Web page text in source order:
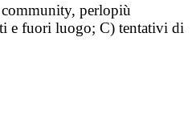
perlopiù
e fuori luogo; C) tentativi di